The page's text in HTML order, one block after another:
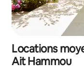
Locations
Ait Hammou